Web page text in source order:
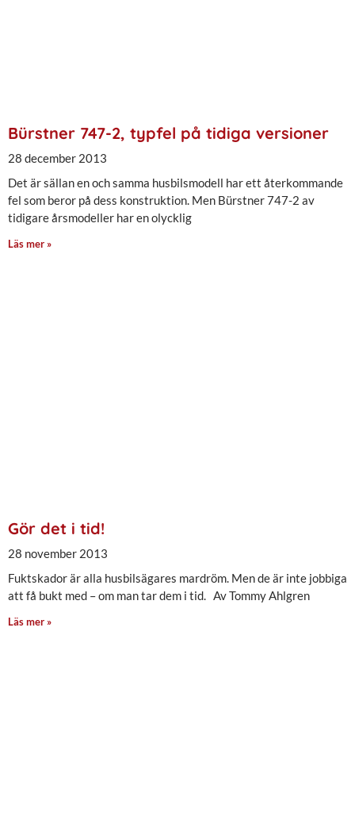
Bürstner 747-2, typfel på tidiga versioner
28 december 2013
Det är sällan en och samma husbilsmodell har ett återkommande
fel som beror på dess konstruktion. Men Bürstner 747-2 av
tidigare årsmodeller har en olycklig
Läs mer »
Gör det i tid!
28 november 2013
Fuktskador är alla husbilsägares mardröm. Men de är inte jobbiga
att få bukt med – om man tar dem i tid. Av Tommy Ahlgren
Läs mer »